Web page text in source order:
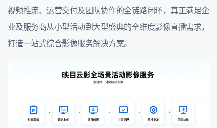
视频推流、运营交付及团队协作的全链路闭环，真正满足企
业及服务商从小型活动到大型盛典的全维度影像直播需求，
打造一站式综合影像服务解决方案。